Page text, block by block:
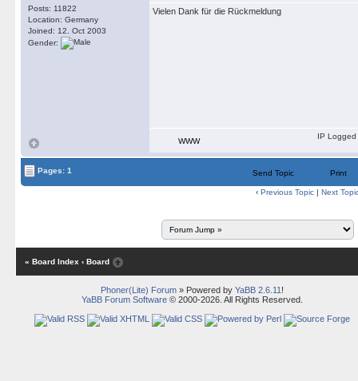
Posts: 11822
Location: Germany
Joined: 12. Oct 2003
Gender:
Vielen Dank für die Rückmeldung
WWW
IP Logged
Pages: 1 Send Topic Print
‹ Previous Topic | Next
« Board Index ‹ Board
Phoner(Lite) Forum» Powered by YaBB 2.6.11 !
YaBB Forum Software© 2000-2026. All Rights Reserved.